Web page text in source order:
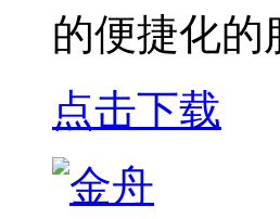
的便捷化的
点击下载